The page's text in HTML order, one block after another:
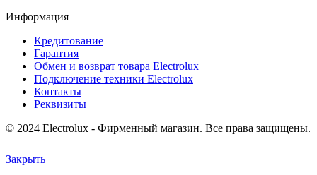
Информация
Кредитование
Гарантия
Обмен и возврат товара Electrolux
Подключение техники Electrolux
Контакты
Реквизиты
© 2024 Electrolux - Фирменный магазин. Все права защищены.
Закрыть